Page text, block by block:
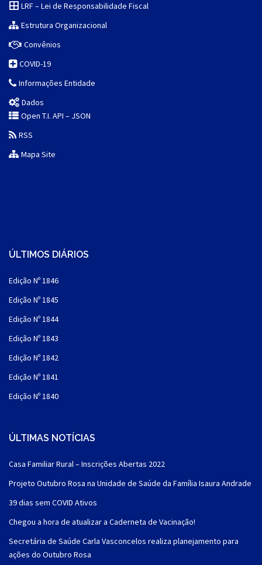
LRF – Lei de Responsabilidade Fiscal
Estrutura Organizacional
Convênios
COVID-19
Informações Entidade
Dados
Open T.I. API – JSON
RSS
Mapa Site
ÚLTIMOS DIÁRIOS
Edição Nº 1846
Edição Nº 1845
Edição Nº 1844
Edição Nº 1843
Edição Nº 1842
Edição Nº 1841
Edição Nº 1840
ÚLTIMAS NOTÍCIAS
Casa Familiar Rural – Inscrições Abertas 2022
Projeto Outubro Rosa na Unidade de Saúde da Família Isaura Andrade
39 dias sem COVID Ativos
Chegou a hora de atualizar a Caderneta de Vacinação!
Secretária de Saúde Carla Vasconcelos realiza planejamento para
ações do Outubro Rosa